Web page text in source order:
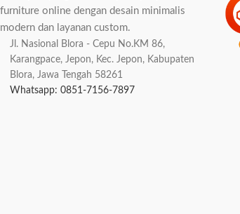
furniture online dengan desain minimalis
modern dan layanan custom.
Jl. Nasional Blora - Cepu No.KM 86,
Karangpace, Jepon, Kec. Jepon, Kabupaten
Blora, Jawa Tengah 58261
Whatsapp: 0851-7156-7897